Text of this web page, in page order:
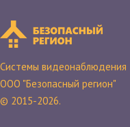
Системы видеонаблюдения
ООО "Безопасный регион"
© 2015-2026.